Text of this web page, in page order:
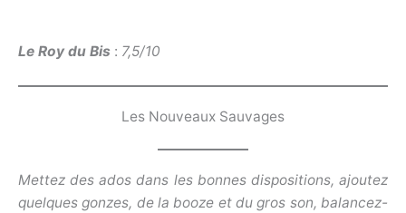
Le Roy du Bis : 7,5/10
Les Nouveaux Sauvages
Mettez des ados dans les bonnes dispositions, ajoutez
quelques gonzes, de la booze et du gros son, balancez-